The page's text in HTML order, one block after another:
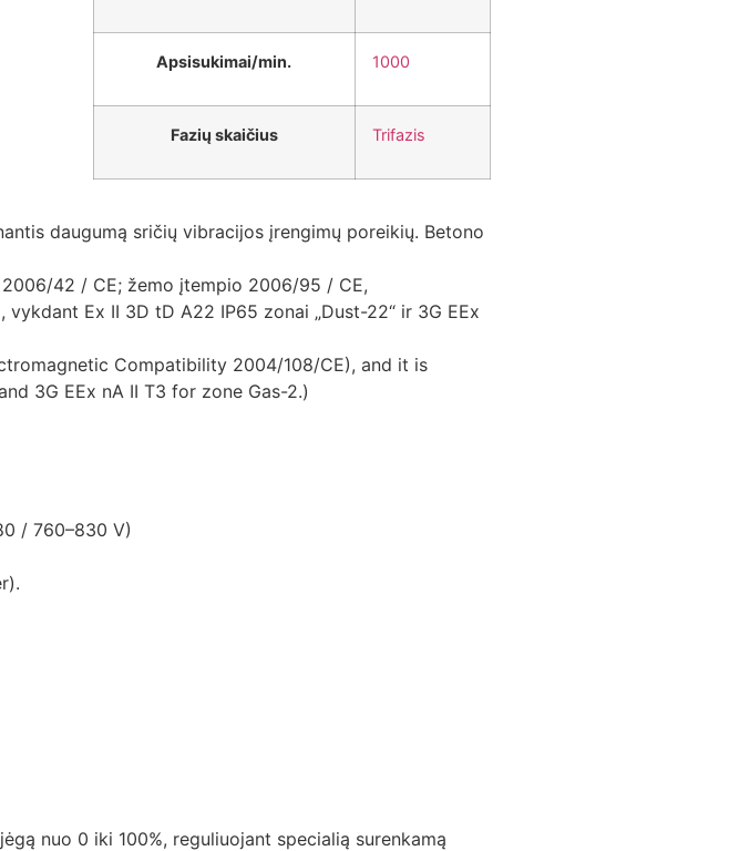
Apsisukimai/min. 1000
Fazių skaičius Trifazis
daugumą sričių vibracijos įrengimų poreikių. Betono
42 / CE; žemo įtempio 2006/95 / CE,
Ex II 3D tD A22 IP65 zonai „Dust-22“ ir 3G EEx
Compatibility 2004/108/CE), and it is
3G EEx nA II T3 for zone Gas-2.)
/ 760–830 V)
nuo 0 iki 100%, reguliuojant specialią surenkamą